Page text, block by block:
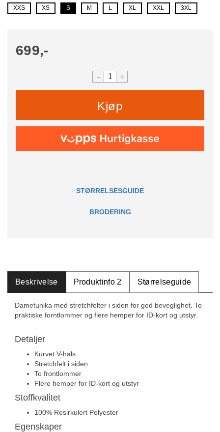
XXS XS S M L XL XXL 3XL
699,-
- +
Kjøp
STØRRELSESGUIDE
BRODERING
Beskrivelse Produktinfo 2 Størrelseguide
Dametunika med stretchfelter i siden for god beveglighet. To
praktiske forntlommer og flere hemper for ID-kort og utstyr.
Detaljer
Kurvet V-hals
Stretchfelt i siden
To frontlommer
Flere hemper for ID-kort og utstyr
Stoffkvalitet
100% Resirkulert Polyester
Egenskaper